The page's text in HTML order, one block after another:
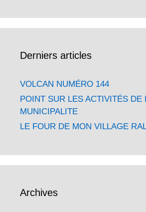
Derniers articles
VOLCAN NUMÉRO 144
POINT SUR LES ACTIVITÉS DE
MUNICIPALITE
LE FOUR DE MON VILLAGE
Archives